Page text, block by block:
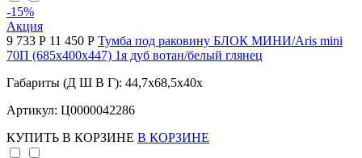
-15%
Акция
9 733 Р 11 450 Р Тумба под раковину БЛОК МИНИ/Aris mini
70П (685х400х447) 1я дуб вотан/белый глянец
Габариты (Д Ш В Г): 44,7x68,5x40x
Артикул: Ц0000042286
КУПИТЬ В КОРЗИНЕ В КОРЗИНЕ